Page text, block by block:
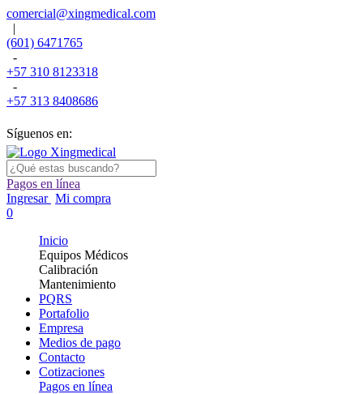
comercial@xingmedical.com
|
(601) 6471765
-
+57 310 8123318
-
+57 313 8408686
Síguenos en:
Pagos en línea
Ingresar Mi compra
0
Inicio
Equipos Médicos
Calibración
Mantenimiento
PQRS
Portafolio
Empresa
Medios de pago
Contacto
Cotizaciones
Pagos en línea